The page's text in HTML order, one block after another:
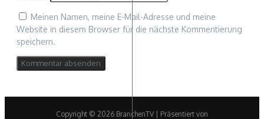
Meinen Namen, meine E-Mail-Adresse und meine
Website in diesem Browser für die nächste Kommentierung
speichern.
Copyright © 2026 BranchenTV | Präsentiert von